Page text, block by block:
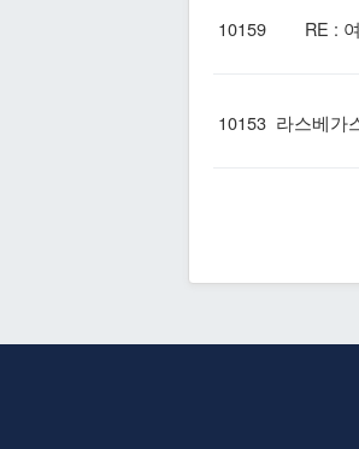
10159 RE : 여
10153 라스베가